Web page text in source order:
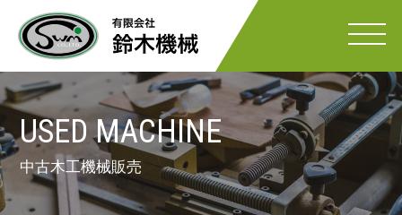
USED MACHINE
中古木工機械販売